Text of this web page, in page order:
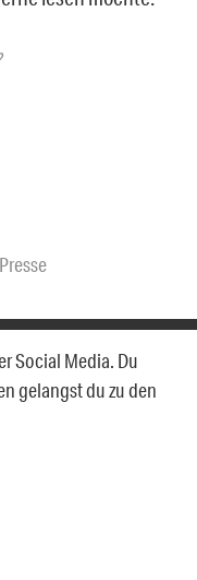
Social Media. Du
gelangst du zu den